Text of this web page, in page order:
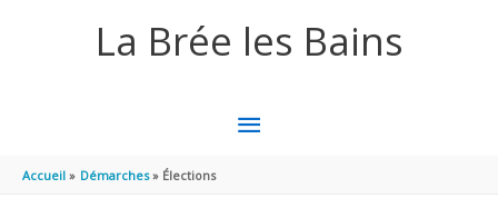
La Brée les Bains
MENU
Accueil Démarches Élections